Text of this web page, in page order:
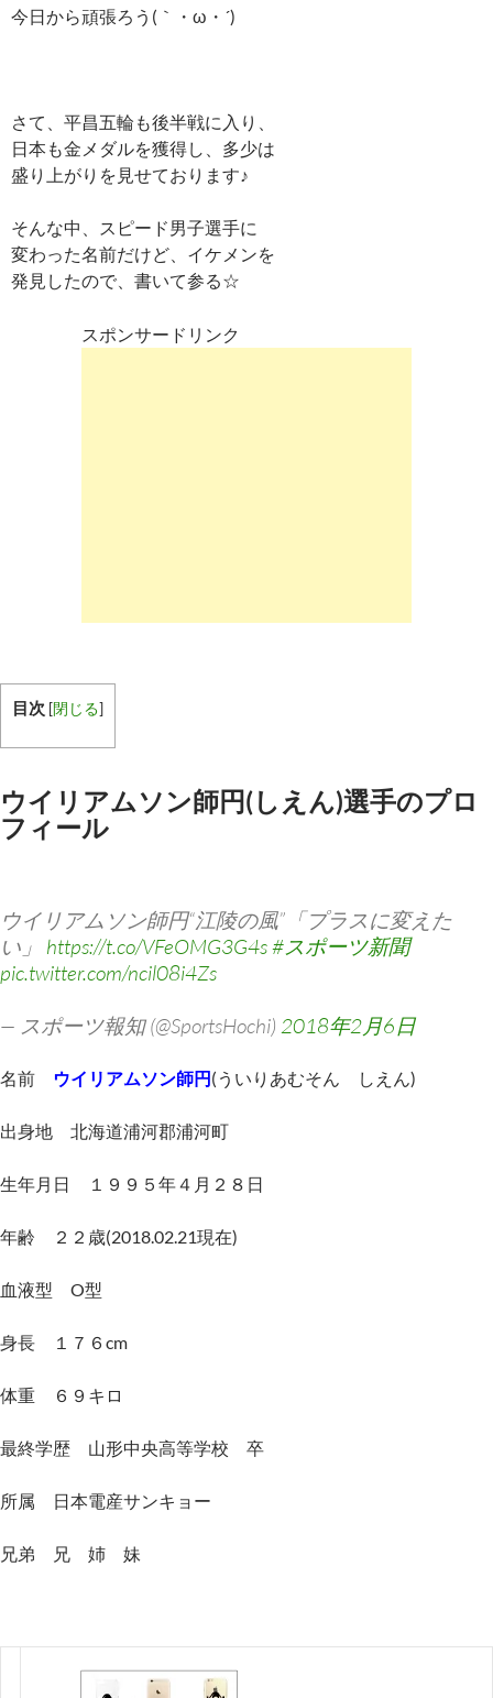
今日から頑張ろう(｀・ω・´)ゞ
さて、平昌五輪も後半戦に入り、
日本も金メダルを獲得し、多少は
盛り上がりを見せております♪
そんな中、スピード男子選手に
変わった名前だけど、イケメンを
発見したので、書いて参る☆
スポンサードリンク
目次 [閉じる]
ウイリアムソン師円(しえん)選手のプロ
フィール
ウイリアムソン師円“江陵の風”「プラスに変えた
い」 https://t.co/VFeOMG3G4s#スポーツ新聞
pic.twitter.com/ncil08i4Zs
— スポーツ報知 (@SportsHochi) 2018年2月6日
名前 ウイリアムソン師円(ういりあむそん しえん)
出身地 北海道浦河郡浦河町
生年月日 １９９５年４月２８日
年齢 ２２歳(2018.02.21現在)
血液型 O型
身長 １７６cm
体重 ６９キロ
最終学歴 山形中央高等学校 卒
所属 日本電産サンキョー
兄弟 兄 姉 妹